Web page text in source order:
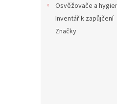
Osvěžovače a
Inventář k zapůjčení
Značky